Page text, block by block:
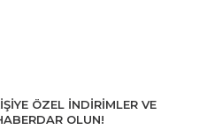
ÖZEL İNDİRİMLER VE
OLUN!